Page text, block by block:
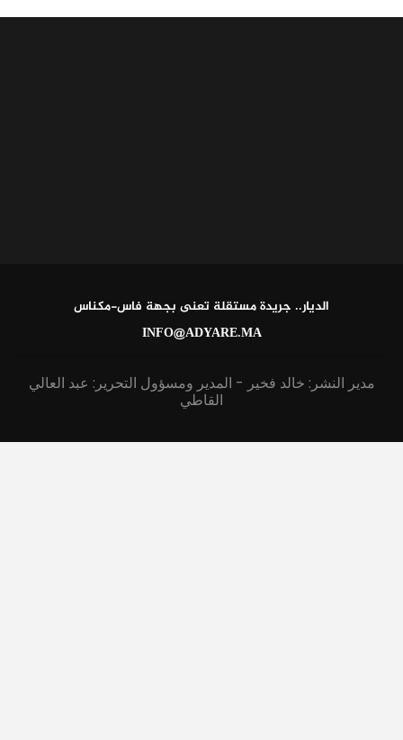
الديار.. جريدة مستقلة تعنى بجهة فاس-مكناس
INFO@ADYARE.MA
مدير النشر: خالد فخير - المدير ومسؤول التحرير: عبد العالي
القاطي